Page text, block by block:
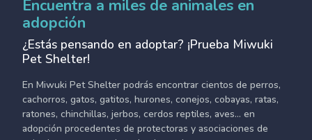
Encuentra a miles de animales en
adopción
¿Estás pensando en adoptar? ¡Prueba Miwuki
Pet Shelter!
En Miwuki Pet Shelter podrás encontrar cientos de perros,
cachorros, gatos, gatitos, hurones, conejos, cobayas, ratas,
ratones, chinchillas, jerbos, cerdos reptiles, aves... en
adopción procedentes de protectoras y asociaciones de